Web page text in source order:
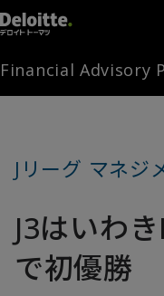
Home
Times
Channel
Library
お問い合わせ
FAMとは
Financial Advisory
Jリーグ マネジ
J3はいわ
で初優勝